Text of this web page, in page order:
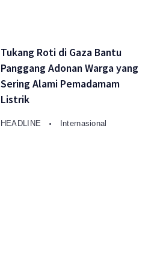
Tukang Roti di Gaza Bantu
Panggang Adonan Warga yang
Sering Alami Pemadamam
Listrik
HEADLINE Internasional